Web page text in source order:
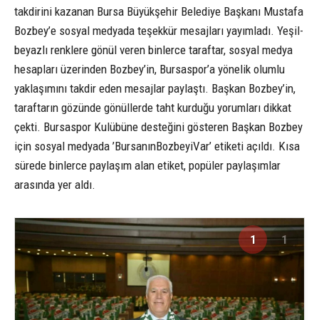
takdirini kazanan Bursa Büyükşehir Belediye Başkanı Mustafa
Bozbey’e sosyal medyada teşekkür mesajları yayımladı. Yeşil-
beyazlı renklere gönül veren binlerce taraftar, sosyal medya
hesapları üzerinden Bozbey’in, Bursaspor’a yönelik olumlu
yaklaşımını takdir eden mesajlar paylaştı. Başkan Bozbey’in,
taraftarın gözünde gönüllerde taht kurduğu yorumları dikkat
çekti. Bursaspor Kulübüne desteğini gösteren Başkan Bozbey
için sosyal medyada ’BursanınBozbeyiVar’ etiketi açıldı. Kısa
sürede binlerce paylaşım alan etiket, popüler paylaşımlar
arasında yer aldı.
1 1